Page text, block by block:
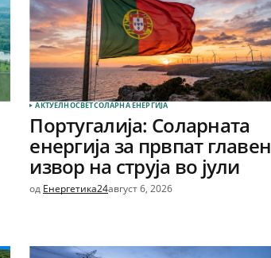
АКТУЕЛНОСВЕТСОЛАРНА EНЕРГИЈА
Португалија: Соларната
енергија за првпат главен
извор на струја во јули
од Енергетика24август 6, 2026